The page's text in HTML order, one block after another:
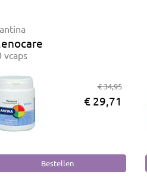
vcaps
€ 34,95
€ 29,71